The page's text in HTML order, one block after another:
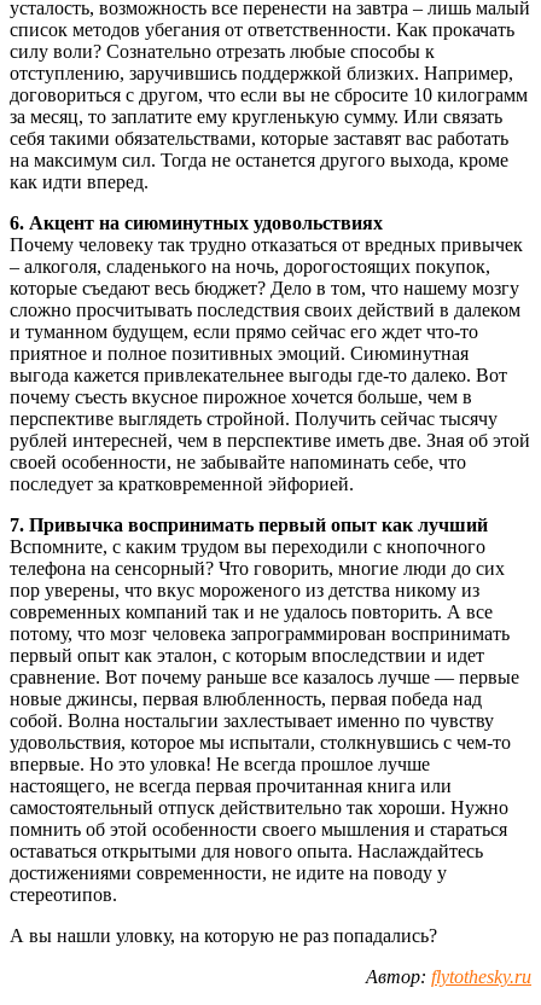
усталость, возможность все перенести на завтра – лишь малый
список методов убегания от ответственности. Как прокачать
силу воли? Сознательно отрезать любые способы к
отступлению, заручившись поддержкой близких. Например,
договориться с другом, что если вы не сбросите 10 килограмм
за месяц, то заплатите ему кругленькую сумму. Или связать
себя такими обязательствами, которые заставят вас работать
на максимум сил. Тогда не останется другого выхода, кроме
как идти вперед.
6. Акцент на сиюминутных удовольствиях
Почему человеку так трудно отказаться от вредных привычек
– алкоголя, сладенького на ночь, дорогостоящих покупок,
которые съедают весь бюджет? Дело в том, что нашему мозгу
сложно просчитывать последствия своих действий в далеком
и туманном будущем, если прямо сейчас его ждет что-то
приятное и полное позитивных эмоций. Сиюминутная
выгода кажется привлекательнее выгоды где-то далеко. Вот
почему съесть вкусное пирожное хочется больше, чем в
перспективе выглядеть стройной. Получить сейчас тысячу
рублей интересней, чем в перспективе иметь две. Зная об этой
своей особенности, не забывайте напоминать себе, что
последует за кратковременной эйфорией.
7. Привычка воспринимать первый опыт как лучший
Вспомните, с каким трудом вы переходили с кнопочного
телефона на сенсорный? Что говорить, многие люди до сих
пор уверены, что вкус мороженого из детства никому из
современных компаний так и не удалось повторить. А все
потому, что мозг человека запрограммирован воспринимать
первый опыт как эталон, с которым впоследствии и идет
сравнение. Вот почему раньше все казалось лучше — первые
новые джинсы, первая влюбленность, первая победа над
собой. Волна ностальгии захлестывает именно по чувству
удовольствия, которое мы испытали, столкнувшись с чем-то
впервые. Но это уловка! Не всегда прошлое лучше
настоящего, не всегда первая прочитанная книга или
самостоятельный отпуск действительно так хороши. Нужно
помнить об этой особенности своего мышления и стараться
оставаться открытыми для нового опыта. Наслаждайтесь
достижениями современности, не идите на поводу у
стереотипов.
А вы нашли уловку, на которую не раз попадались?
Автор: flytothesky.ru